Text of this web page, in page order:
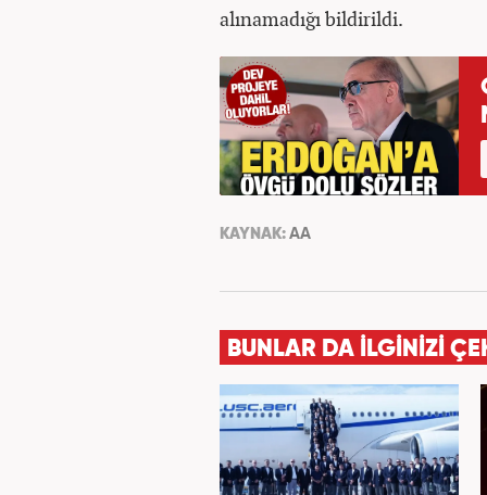
alınamadığı bildirildi.
KAYNAK: AA
BUNLAR DA İLGİNİZİ